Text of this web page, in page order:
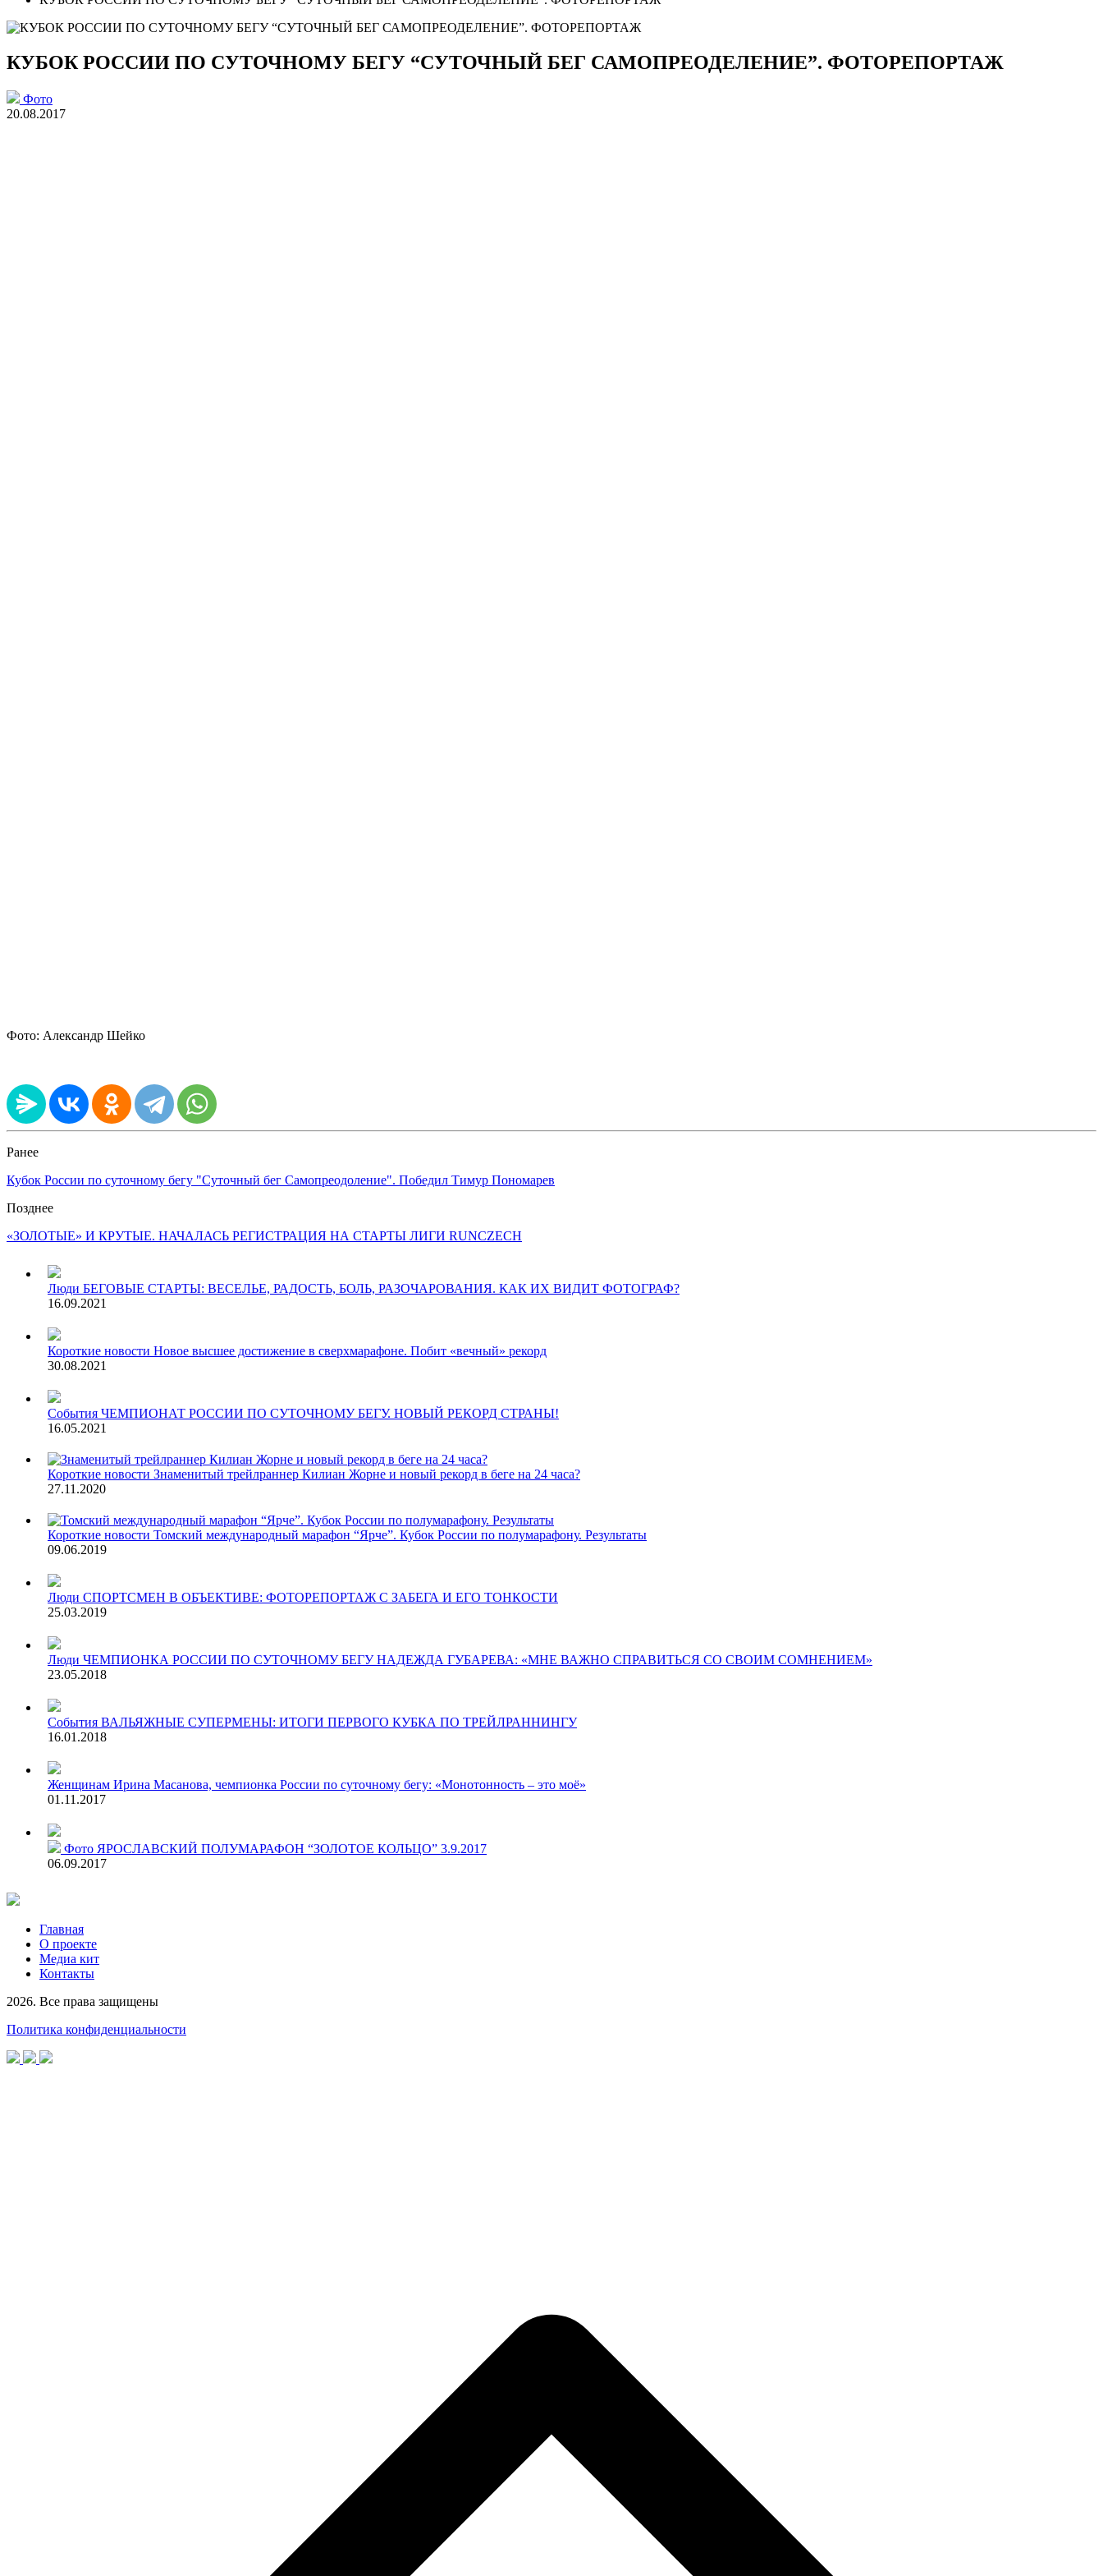
КУБОК РОССИИ ПО СУТОЧНОМУ БЕГУ “СУТОЧНЫЙ БЕГ САМОПРЕОДЕЛЕНИЕ”. ФОТОРЕПОРТАЖ
Фото
20.08.2017
Фото: Александр Шейко
Ранее
Кубок России по суточному бегу "Суточный бег Самопреодоление". Победил Тимур Пономарев
Позднее
«ЗОЛОТЫЕ» И КРУТЫЕ. НАЧАЛАСЬ РЕГИСТРАЦИЯ НА СТАРТЫ ЛИГИ RUNCZECH
Люди БЕГОВЫЕ СТАРТЫ: ВЕСЕЛЬЕ, РАДОСТЬ, БОЛЬ, РАЗОЧАРОВАНИЯ. КАК ИХ ВИДИТ ФОТОГРАФ?
16.09.2021
Короткие новости Новое высшее достижение в сверхмарафоне. Побит «вечный» рекорд
30.08.2021
События ЧЕМПИОНАТ РОССИИ ПО СУТОЧНОМУ БЕГУ. НОВЫЙ РЕКОРД СТРАНЫ!
16.05.2021
Короткие новости Знаменитый трейлраннер Килиан Жорне и новый рекорд в беге на 24 часа?
27.11.2020
Короткие новости Томский международный марафон “Ярче”. Кубок России по полумарафону. Результаты
09.06.2019
Люди СПОРТСМЕН В ОБЪЕКТИВЕ: ФОТОРЕПОРТАЖ С ЗАБЕГА И ЕГО ТОНКОСТИ
25.03.2019
Люди ЧЕМПИОНКА РОССИИ ПО СУТОЧНОМУ БЕГУ НАДЕЖДА ГУБАРЕВА: «МНЕ ВАЖНО СПРАВИТЬСЯ СО СВОИМ СОМНЕНИЕМ»
23.05.2018
События ВАЛЬЯЖНЫЕ СУПЕРМЕНЫ: ИТОГИ ПЕРВОГО КУБКА ПО ТРЕЙЛРАННИНГУ
16.01.2018
Женщинам Ирина Масанова, чемпионка России по суточному бегу: «Монотонность – это моё»
01.11.2017
Фото ЯРОСЛАВСКИЙ ПОЛУМАРАФОН “ЗОЛОТОЕ КОЛЬЦО” 3.9.2017
06.09.2017
Главная
О проекте
Медиа кит
Контакты
2026. Все права защищены
Политика конфиденциальности